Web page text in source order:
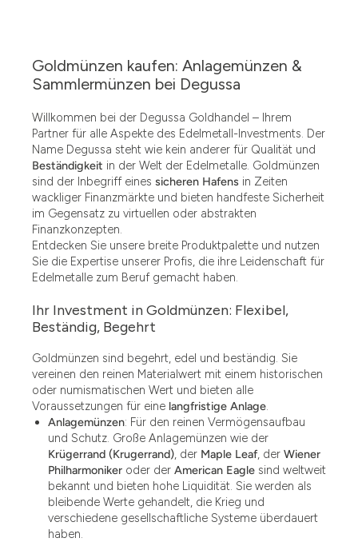
Goldmünzen kaufen: Anlagemünzen &
Sammlermünzen bei Degussa
Willkommen bei der Degussa Goldhandel – Ihrem
Partner für alle Aspekte des Edelmetall-Investments. Der
Name Degussa steht wie kein anderer für Qualität und
Beständigkeit in der Welt der Edelmetalle. Goldmünzen
sind der Inbegriff eines sicheren Hafens in Zeiten
wackliger Finanzmärkte und bieten handfeste Sicherheit
im Gegensatz zu virtuellen oder abstrakten
Finanzkonzepten.
Entdecken Sie unsere breite Produktpalette und nutzen
Sie die Expertise unserer Profis, die ihre Leidenschaft für
Edelmetalle zum Beruf gemacht haben.
Ihr Investment in Goldmünzen: Flexibel,
Beständig, Begehrt
Goldmünzen sind begehrt, edel und beständig. Sie
vereinen den reinen Materialwert mit einem historischen
oder numismatischen Wert und bieten alle
Voraussetzungen für eine langfristige Anlage.
Anlagemünzen: Für den reinen Vermögensaufbau
und Schutz. Große Anlagemünzen wie der
Krügerrand (Krugerrand), der Maple Leaf, der Wiener
Philharmoniker oder der American Eagle sind weltweit
bekannt und bieten hohe Liquidität. Sie werden als
bleibende Werte gehandelt, die Krieg und
verschiedene gesellschaftliche Systeme überdauert
haben.